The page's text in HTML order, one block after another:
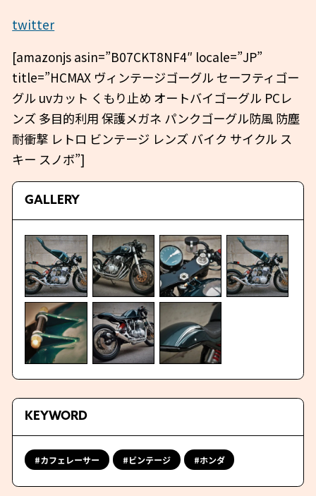
twitter
[amazonjs asin=”B07CKT8NF4″ locale=”JP”
title=”HCMAX ヴィンテージゴーグル セーフティゴー
グル uvカット くもり止め オートバイゴーグル PCレ
ンズ 多目的利用 保護メガネ パンクゴーグル防風 防塵
耐衝撃 レトロ ビンテージ レンズ バイク サイクル ス
キー スノボ”]
GALLERY
KEYWORD
カフェレーサー ビンテージ ホンダ